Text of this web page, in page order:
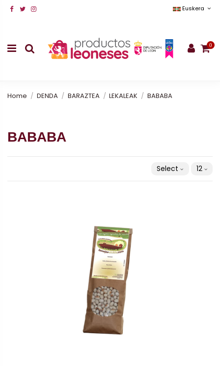
Euskera
0
Home DENDA BARAZTEA LEKALEAK BABABA
BABABA
Select 12